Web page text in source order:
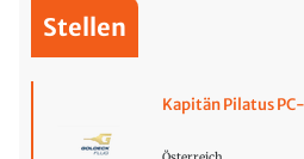
Stellen
Kapitän Pilatus